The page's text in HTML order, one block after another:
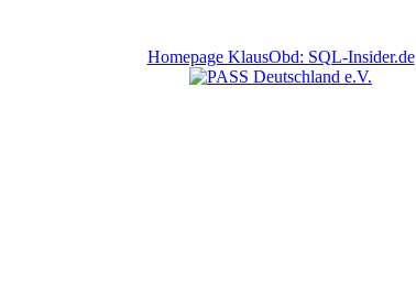
Homepage KlausObd: SQL-Insider.de